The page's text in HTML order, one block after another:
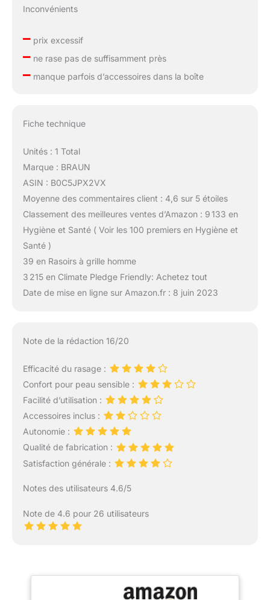
Inconvénients
–prix excessif
–ne rase pas de suffisamment près
–manque parfois d’accessoires dans la boîte
Fiche technique
Unités : 1 Total
Marque : BRAUN
ASIN : B0C5JPX2VX
Moyenne des commentaires client : 4,6 sur 5 étoiles
Classement des meilleures ventes d’Amazon : 9 133 en
Hygiène et Santé ( Voir les 100 premiers en Hygiène et
Santé )
39 en Rasoirs à grille homme
3 215 en Climate Pledge Friendly: Achetez tout
Date de mise en ligne sur Amazon.fr : 8 juin 2023
Note de la rédaction 16/20
Efficacité du rasage :
Confort pour peau sensible :
Facilité d’utilisation :
Accessoires inclus :
Autonomie :
Qualité de fabrication :
Satisfaction générale :
Notes des utilisateurs 4.6/5
Note de 4.6 pour 26 utilisateurs